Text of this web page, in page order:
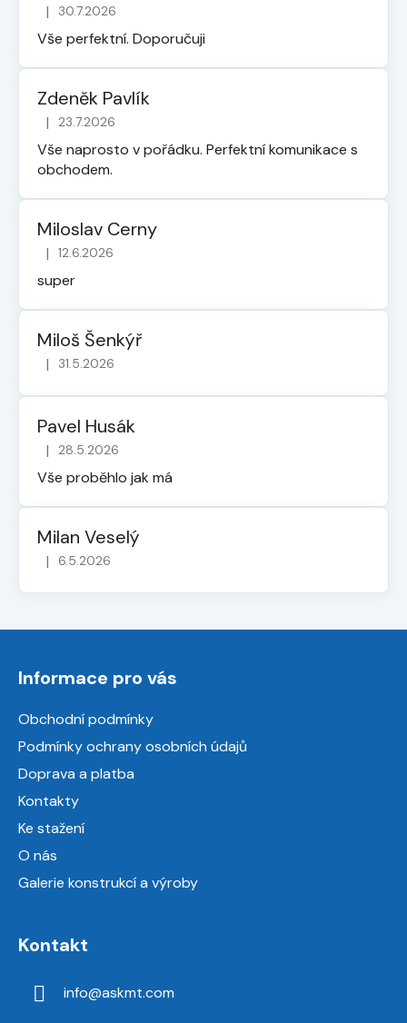
Hodnocení obchodu je 5 z 5 hvězdiček.
| 30.7.2026
Vše perfektní. Doporučuji
Zdeněk Pavlík
Hodnocení obchodu je 5 z 5 hvězdiček.
| 23.7.2026
Vše naprosto v pořádku. Perfektní komunikace s
obchodem.
Miloslav Cerny
Hodnocení obchodu je 5 z 5 hvězdiček.
| 12.6.2026
super
Miloš Šenkýř
Hodnocení obchodu je 5 z 5 hvězdiček.
| 31.5.2026
Pavel Husák
Hodnocení obchodu je 5 z 5 hvězdiček.
| 28.5.2026
Vše proběhlo jak má
Milan Veselý
Hodnocení obchodu je 5 z 5 hvězdiček.
| 6.5.2026
Informace pro vás
Obchodní podmínky
Podmínky ochrany osobních údajů
Doprava a platba
Kontakty
Ke stažení
O nás
Galerie konstrukcí a výroby
Kontakt
info@askmt.com